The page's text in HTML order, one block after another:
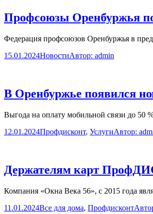
Профсоюзы Оренбуржья
Федерация профсоюзов Оренбуржья в
15.01.2024НовостиАвтор: admin
В Оренбуржье появился
Выгода на оплату мобильной связи до
12.01.2024Профдисконт, УслугиАвтор:
Держателям карт
Компания «Окна Века 56», с 2015 года
11.01.2024Все для дома, Профдисконт